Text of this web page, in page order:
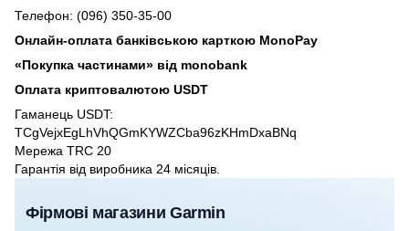
Телефон: (096) 350-35-00
Онлайн-оплата банківською карткою MonoPay
«Покупка частинами» від monobank
Оплата криптовалютою USDT
Гаманець USDT:
TCgVejxEgLhVhQGmKYWZCba96zKHmDxaBNq
Мережа TRC 20
Гарантія від виробника 24 місяців.
Фірмові магазини Garmin